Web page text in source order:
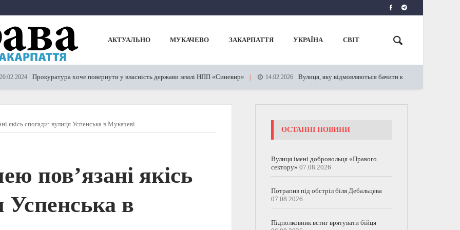
АКТУАЛЬНО МУКАЧЕВО ЗАКАРПАТТЯ УКРАЇНА СВІТ
хоче повернути у власність держави землі НПП «Синевир» 14.02.2026 Вулиця, яку відмовляються бачити карти Google
якісь спогади: вулиця Успенська в Мукачеві
пов’язані якісь
Успенська в
ОСТАННІ НОВИНИ
Вулиця імені добровольця «Правого
сектору» 07.08.2026
Потрапив під обстріл біля Дебальцева
07.08.2026
Підполковник встиг врятувати бійця